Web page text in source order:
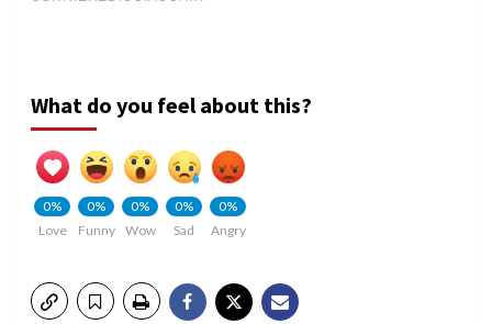
What do you feel about this?
0%
Love
0%
Funny
0%
Wow
0%
Sad
0%
Angry